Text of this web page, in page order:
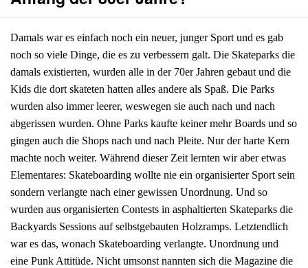
Damals war es einfach noch ein neuer, junger Sport und es gab
noch so viele Dinge, die es zu verbessern galt. Die Skateparks die
damals existierten, wurden alle in der 70er Jahren gebaut und die
Kids die dort skateten hatten alles andere als Spaß. Die Parks
wurden also immer leerer, weswegen sie auch nach und nach
abgerissen wurden. Ohne Parks kaufte keiner mehr Boards und so
gingen auch die Shops nach und nach Pleite. Nur der harte Kern
machte noch weiter. Während dieser Zeit lernten wir aber etwas
Elementares: Skateboarding wollte nie ein organisierter Sport sein
sondern verlangte nach einer gewissen Unordnung. Und so
wurden aus organisierten Contests in asphaltierten Skateparks die
Backyards Sessions auf selbstgebauten Holzramps. Letztendlich
war es das, wonach Skateboarding verlangte. Unordnung und
eine Punk Attitüde. Nicht umsonst nannten sich die Magazine die